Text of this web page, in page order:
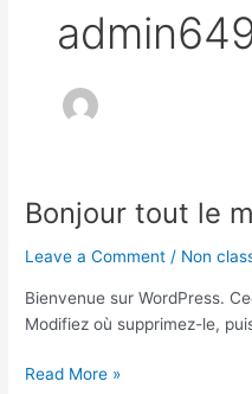
Bonjour tout le
Leave a Comment / Non
Bienvenue sur WordPress.
Modifiez où supprimez-le,
Bonjour
le
monde !
Read More »